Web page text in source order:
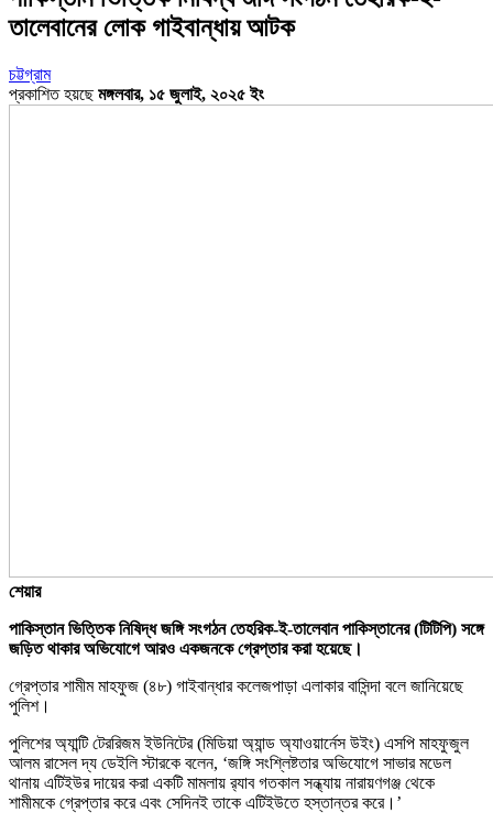
তালেবানের লোক গাইবান্ধায় আটক
চট্টগ্রাম
প্রকাশিত হয়ছেমঙ্গলবার, ১৫ জুলাই, ২০২৫ ইং
শেয়ার
পাকিস্তান ভিত্তিক নিষিদ্ধ জঙ্গি সংগঠন তেহরিক-ই-তালেবান পাকিস্তানের (টিটিপি) সঙ্গে
জড়িত থাকার অভিযোগে আরও একজনকে গ্রেপ্তার করা হয়েছে।
গ্রেপ্তার শামীম মাহফুজ (৪৮) গাইবান্ধার কলেজপাড়া এলাকার বাসিন্দা বলে জানিয়েছে
পুলিশ।
পুলিশের অ্যান্টি টেররিজম ইউনিটের (মিডিয়া অ্যান্ড অ্যাওয়ার্নেস উইং) এসপি মাহফুজুল
আলম রাসেল দ্য ডেইলি স্টারকে বলেন, ‘জঙ্গি সংশ্লিষ্টতার অভিযোগে সাভার মডেল
থানায় এটিইউর দায়ের করা একটি মামলায় র‌্যাব গতকাল সন্ধ্যায় নারায়ণগঞ্জ থেকে
শামীমকে গ্রেপ্তার করে এবং সেদিনই তাকে এটিইউতে হস্তান্তর করে।’